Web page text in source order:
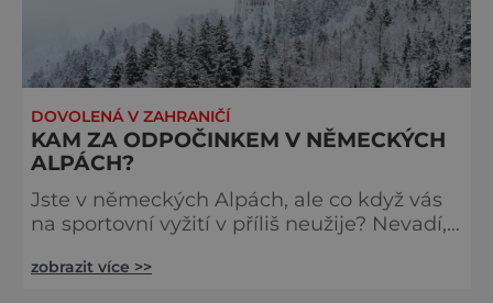
DOVOLENÁ V ZAHRANIČÍ
KAM ZA ODPOČINKEM V NĚMECKÝCH
ALPÁCH?
Jste v německých Alpách, ale co když vás
na sportovní vyžití v příliš neužije? Nevadí,
historickém městečku Füssen, skrývajícím
zobrazit více >>